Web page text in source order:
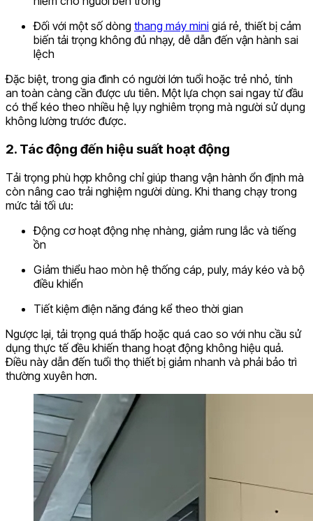
Đối với một số dòng thang máy mini giá rẻ, thiết bị cảm
biến tải trọng không đủ nhạy, dễ dẫn đến vận hành sai
lệch
Đặc biệt, trong gia đình có người lớn tuổi hoặc trẻ nhỏ, tính
an toàn càng cần được ưu tiên. Một lựa chọn sai ngay từ đầu
có thể kéo theo nhiều hệ lụy nghiêm trọng mà người sử dụng
không lường trước được.
2. Tác động đến hiệu suất hoạt động
Tải trọng phù hợp không chỉ giúp thang vận hành ổn định mà
còn nâng cao trải nghiệm người dùng. Khi thang chạy trong
mức tải tối ưu:
Động cơ hoạt động nhẹ nhàng, giảm rung lắc và tiếng
ồn
Giảm thiểu hao mòn hệ thống cáp, puly, máy kéo và bộ
điều khiển
Tiết kiệm điện năng đáng kể theo thời gian
Ngược lại, tải trọng quá thấp hoặc quá cao so với nhu cầu sử
dụng thực tế đều khiến thang hoạt động không hiệu quả.
Điều này dẫn đến tuổi thọ thiết bị giảm nhanh và phải bảo trì
thường xuyên hơn.